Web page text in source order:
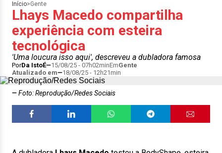
Início>Gente
Lhays Macedo compartilha
experiência com esteira
tecnológica
'Uma loucura isso aqui', descreveu a dubladora famosa
PorDa IstoÉ 15/08/25 - 07h02minEmGente
Atualizado em
18/08/25 - 12h21min
Foto: Reprodução/Redes Sociais